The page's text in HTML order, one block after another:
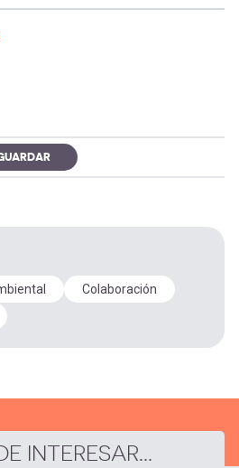
Colaboración
INTERESAR...